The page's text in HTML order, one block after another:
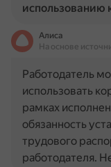
использованию
Алиса
На основе
Работодатель
использовать
рамках
обязанность
трудового
работодателя.